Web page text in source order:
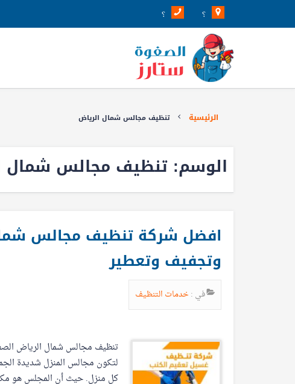
؟
الرئيسية تنظيف مجالس شمال الرياض
الوسم: تنظيف مجالس شمال
وتجفيف وتعطير
في : خدمات التنظيف
تنظيف مجالس شمال الرياض
لتكون مجالس المنزل شديدة
كل منزل. حيث أن المجلس هو